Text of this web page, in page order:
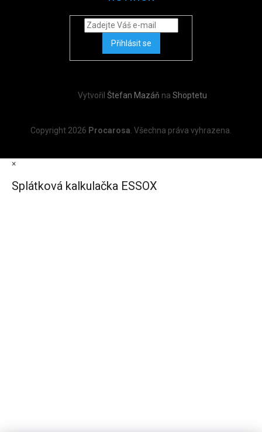
Přihlásit se
Vytvořil Štefan Mazáň na Shoptetu
Copyright 2026 Procarosa . Všechna práva vyhrazena.
×
Splátková kalkulačka ESSOX